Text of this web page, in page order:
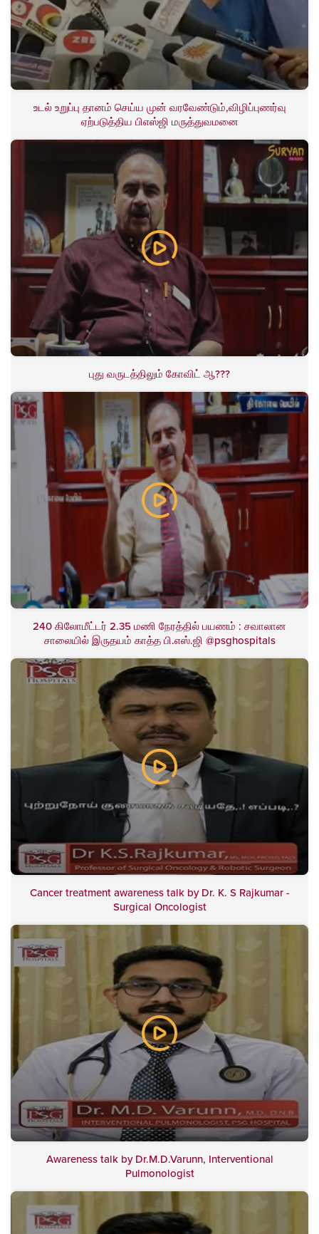
உடல் உறுப்பு தானம் செய்ய முன் வரவேண்டும்,விழிப்புணர்வு
ஏற்படுத்திய பிஎஸ்ஜி மருத்துவமனை
புது வருடத்திலும் கோவிட் ஆ???
240 கிலோமீட்டர் 2.35 மணி நேரத்தில் பயணம் : சவாலான
சாலையில் இருதயம் காத்த பி.எஸ்.ஜி @psghospitals
Cancer treatment awareness talk by Dr. K. S Rajkumar -
Surgical Oncologist
Awareness talk by Dr.M.D.Varunn, Interventional
Pulmonologist